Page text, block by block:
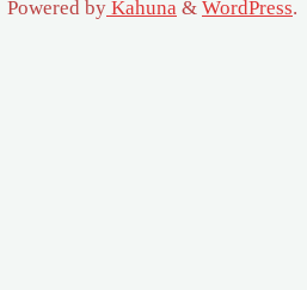
Powered by Kahuna & WordPress.